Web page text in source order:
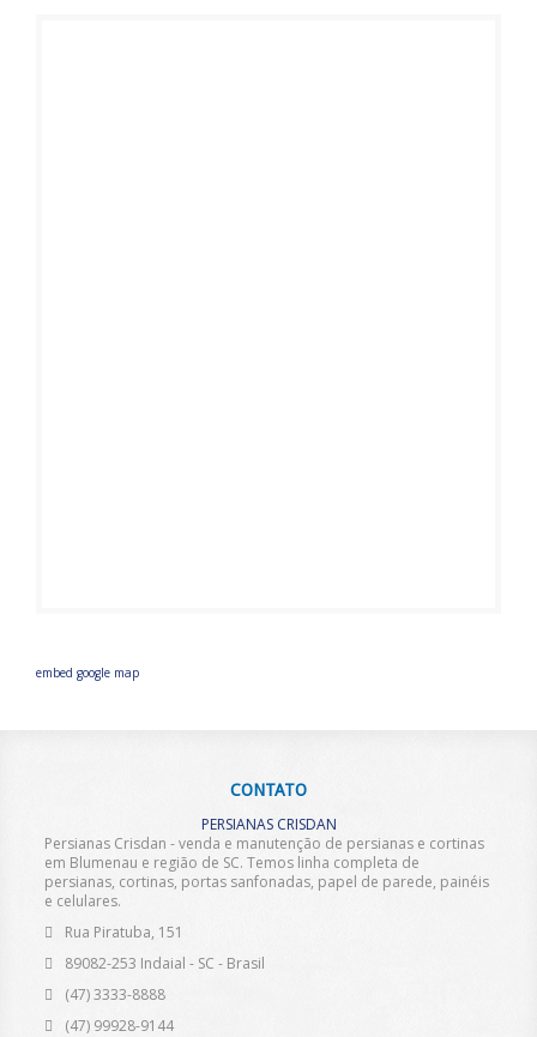
embed google map
CONTATO
PERSIANAS CRISDAN
Persianas Crisdan - venda e manutenção de persianas e cortinas
em Blumenau e região de SC. Temos linha completa de
persianas, cortinas, portas sanfonadas, papel de parede, painéis
e celulares.
Rua Piratuba, 151
89082-253 Indaial - SC - Brasil
(47) 3333-8888
(47) 99928-9144